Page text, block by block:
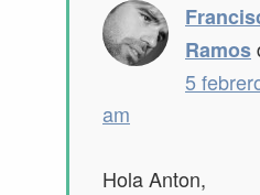
Ramos
5
am
Hola Anton,